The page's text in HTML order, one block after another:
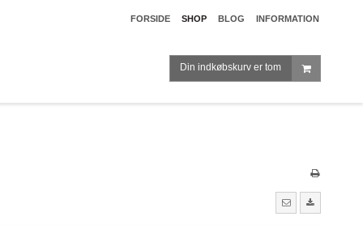
FORSIDE SHOP BLOG INFORMATION
Din indkøbskurv er tom